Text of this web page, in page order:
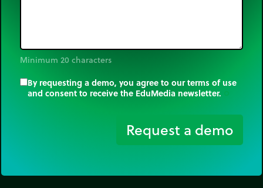
Minimum 20 characters
By requesting a demo, you agree to our terms of use
and consent to receive the EduMedia newsletter.
Request a demo